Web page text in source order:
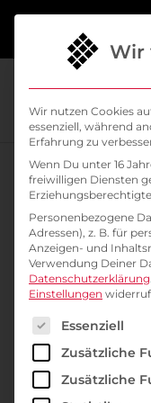
//
Site
Wir
Wir nutzen Cookies
essenziell, während
Erfahrung zu
Wenn Du unter 16
freiwilligen Diensten
Personenbezogene
Adressen), z. B. für
Anzeigen- und
Verwendung Deiner
Datenschutzerklärung.
Einstellungen
Es folgt eine
Essenziell
Zusätzliche
Zusätzliche